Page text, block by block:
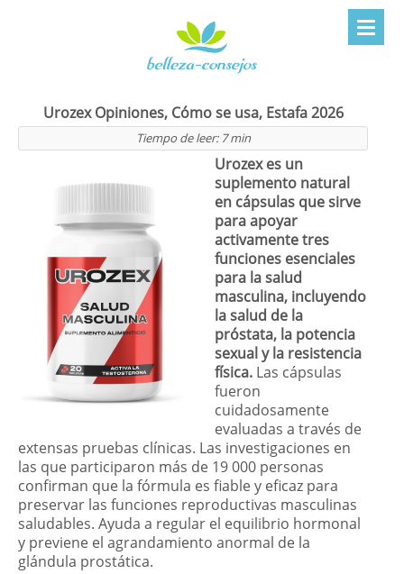
Urozex Opiniones, Cómo se usa, Estafa 2026
Tiempo de leer: 7 min
Urozex es un
suplemento natural
en cápsulas que sirve
para apoyar
activamente tres
funciones esenciales
para la salud
masculina, incluyendo
la salud de la
próstata, la potencia
sexual y la resistencia
física. Las cápsulas
fueron
cuidadosamente
evaluadas a través de
extensas pruebas clínicas. Las investigaciones en
las que participaron más de 19 000 personas
confirman que la fórmula es fiable y eficaz para
preservar las funciones reproductivas masculinas
saludables. Ayuda a regular el equilibrio hormonal
y previene el agrandamiento anormal de la
glándula prostática.